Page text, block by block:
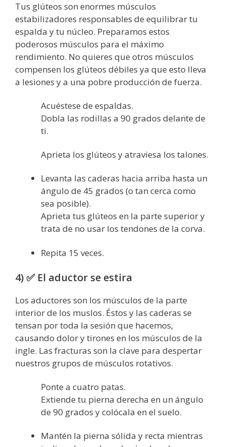
Tus glúteos son enormes músculos
estabilizadores responsables de equilibrar tu
espalda y tu núcleo. Preparamos estos
poderosos músculos para el máximo
rendimiento. No quieres que otros músculos
compensen los glúteos débiles ya que esto lleva
a lesiones y a una pobre producción de fuerza.
Acuéstese de espaldas.
Dobla las rodillas a 90 grados delante de
ti.
Aprieta los glúteos y atraviesa los talones.
Levanta las caderas hacia arriba hasta un
ángulo de 45 grados (o tan cerca como
sea posible).
Aprieta tus glúteos en la parte superior y
trata de no usar los tendones de la corva.
Repita 15 veces.
4) ✅ El aductor se estira
Los aductores son los músculos de la parte
interior de los muslos. Éstos y las caderas se
tensan por toda la sesión que hacemos,
causando dolor y tirones en los músculos de la
ingle. Las fracturas son la clave para despertar
nuestros grupos de músculos rotativos.
Ponte a cuatro patas.
Extiende tu pierna derecha en un ángulo
de 90 grados y colócala en el suelo.
Mantén la pierna sólida y recta mientras